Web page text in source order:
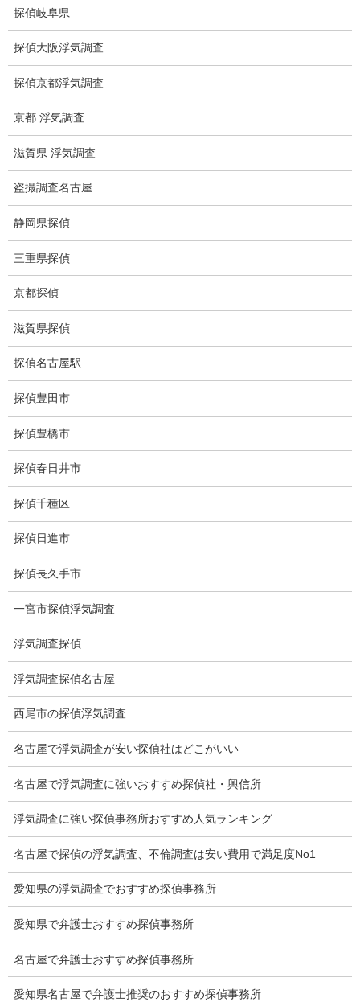
集団ストーカー
GPS発見調査
盗難車両調査
盗撮犯防止対策調査
所在調査
身元調査
人探し
失踪・家出調査
所在確認調査
調査料金
報告書サンプル
調査事例
お礼の言葉
Q&A
浮気証拠は何回必要か？
浮気調査時間
調査料金のご質問
調査員の人数（浮気調査）
調査プランのご依頼の割合
慰謝料の相場
離婚手続
探偵社の要点
有責配偶者からの離婚
探偵岐阜県
探偵大阪浮気調査
探偵京都浮気調査
京都 浮気調査
滋賀県 浮気調査
盗撮調査名古屋
静岡県探偵
三重県探偵
京都探偵
滋賀県探偵
探偵名古屋駅
探偵豊田市
探偵豊橋市
探偵春日井市
探偵千種区
探偵日進市
探偵長久手市
一宮市探偵浮気調査
浮気調査探偵
浮気調査探偵名古屋
西尾市の探偵浮気調査
名古屋で浮気調査が安い探偵社はどこがいい
名古屋で浮気調査に強いおすすめ探偵社・興信所
浮気調査に強い探偵事務所おすすめ人気ランキング
名古屋で探偵の浮気調査、不倫調査は安い費用で満足度No1
愛知県の浮気調査でおすすめ探偵事務所
愛知県で弁護士おすすめ探偵事務所
名古屋で弁護士おすすめ探偵事務所
愛知県名古屋で弁護士推奨のおすすめ探偵事務所